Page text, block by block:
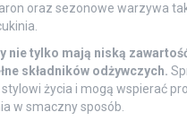
oraz sezonowe warzywa
nie tylko mają niską
składników odżywczych.
życia i mogą wspierać
w smaczny sposób.